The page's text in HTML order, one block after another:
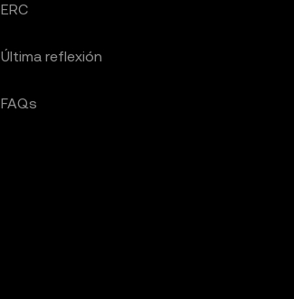
ERC
Última reflexión
FAQs